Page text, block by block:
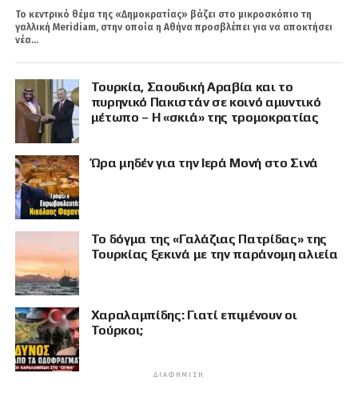
Το κεντρικό θέμα της «Δημοκρατίας» βάζει στο μικροσκόπιο τη
γαλλική Meridiam, στην οποία η Αθήνα προσβλέπει για να αποκτήσει
νέα...
Τουρκία, Σαουδική Αραβία και το
πυρηνικό Πακιστάν σε κοινό αμυντικό
μέτωπο – Η «σκιά» της τρομοκρατίας
Ώρα μηδέν για την Ιερά Μονή στο Σινά
Το δόγμα της «Γαλάζιας Πατρίδας» της
Τουρκίας ξεκινά με την παράνομη αλιεία
Χαραλαμπίδης: Γιατί επιμένουν οι
Τούρκοι;
ΔΙΑΦΉΜΙΣΗ